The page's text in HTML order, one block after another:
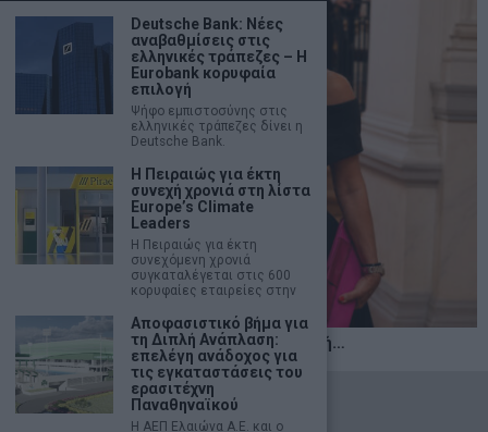
Η αληθινή παιδεία ξεκινά από την ψυχή…
2026- marketnews.gr - All Rights Reserved
Deutsche Bank: Νέες
αναβαθμίσεις στις
ελληνικές τράπεζες – Η
Eurobank κορυφαία
επιλογή
Ψήφο εμπιστοσύνης στις
ελληνικές τράπεζες δίνει η
Deutsche Bank.
H Πειραιώς για έκτη
συνεχή χρονιά στη λίστα
Europe’s Climate
Leaders
Η Πειραιώς για έκτη
συνεχόμενη χρονιά
συγκαταλέγεται στις 600
κορυφαίες εταιρείες στην
Αποφασιστικό βήμα για
τη Διπλή Ανάπλαση:
επελέγη ανάδοχος για
τις εγκαταστάσεις του
ερασιτέχνη
Παναθηναϊκού
Η ΑΕΠ Ελαιώνα Α.Ε. και ο